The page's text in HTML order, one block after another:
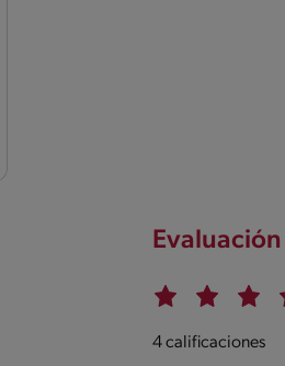
4 calificaciones